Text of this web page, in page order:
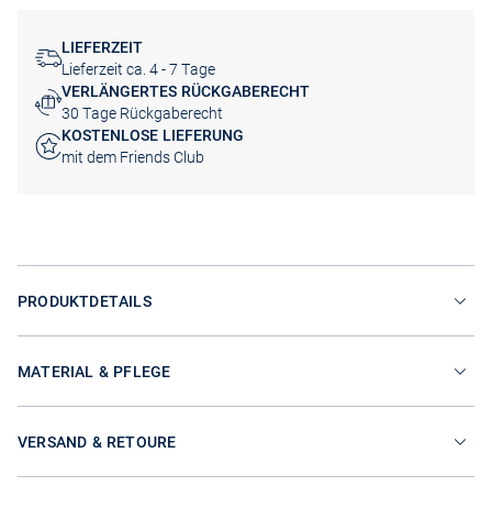
LIEFERZEIT
Lieferzeit ca. 4 - 7 Tage
VERLÄNGERTES RÜCKGABERECHT
30 Tage Rückgaberecht
KOSTENLOSE LIEFERUNG
mit dem Friends Club
PRODUKTDETAILS
MATERIAL & PFLEGE
VERSAND & RETOURE